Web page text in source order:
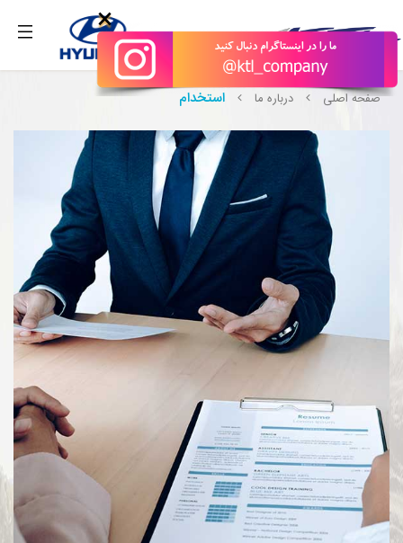
×
صفحه اصلی درباره ما استخدام